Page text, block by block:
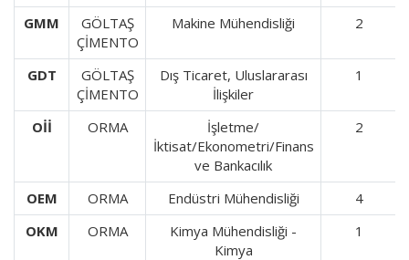
GMM
GÖLTAŞ
ÇİMENTO
Makine Mühendisliği 2
GDT
GÖLTAŞ
ÇİMENTO
Dış Ticaret, Uluslararası
İlişkiler
1
Oİİ ORMA
İşletme/
İktisat/Ekonometri/Finans
ve Bankacılık
2
OEM ORMA Endüstri Mühendisliği
4
OKM
ORMA
Kimya Mühendisliği -
Kimya
1